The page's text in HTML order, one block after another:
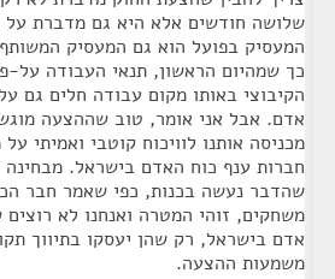
שלושה חודשים אלא היא גם מדברת על
המעסיק בפועל הוא גם המעסיק
כך שמהיום הראשון, תנאי העבודה על-
הקיבוצי באותו מקום עבודה חלים גם
אדם. אבל אני אומר, טוב שההצעה
מכניסה אותנו לוויכוח קוטבי ואמיתי
חברות ענף כוח האדם בישראל. מבחינה
שהדבר נעשה בכנות, כפי שאמר חבר
משחקים, זוהי המטרה ואנחנו לא רוצים
אדם בישראל, רק שהן יעסקו בתיווך
משמעות ההצעה.